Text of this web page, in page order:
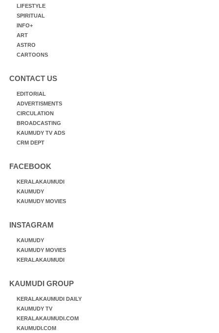
LIFESTYLE
SPIRITUAL
INFO+
ART
ASTRO
CARTOONS
CONTACT US
EDITORIAL
ADVERTISMENTS
CIRCULATION
BROADCASTING
KAUMUDY TV ADS
CRM DEPT
FACEBOOK
KERALAKAUMUDI
KAUMUDY
KAUMUDY MOVIES
INSTAGRAM
KAUMUDY
KAUMUDY MOVIES
KERALAKAUMUDI
KAUMUDI GROUP
KERALAKAUMUDI DAILY
KAUMUDY TV
KERALAKAUMUDI.COM
KAUMUDI.COM